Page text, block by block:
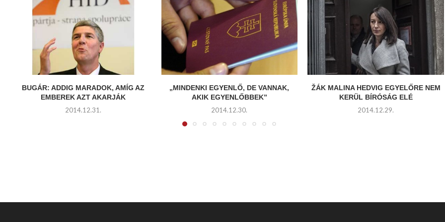
BUGÁR: ADDIG MARADOK, AMÍG AZ
EMBEREK AZT AKARJÁK
2014.12.31.
„MINDENKI EGYENLŐ, DE VANNAK,
AKIK EGYENLŐBBEK”
2014.12.30.
ŽÁK MALINA HEDVIG EGYELŐRE NEM
KERÜL BÍRÓSÁG ELÉ
2014.12.29.